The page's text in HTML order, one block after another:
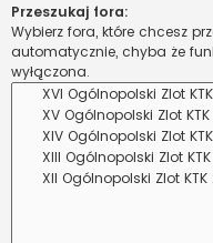
Przeszukaj fora:
Wybierz fora, które chcesz
automatycznie, chyba że
wyłączona.